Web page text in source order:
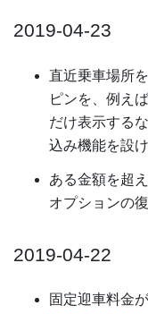
2019-04-23
直近乗車場所
ピンを、例え
だけ表示する
込み機能を設
ある金額を超
オプションの
2019-04-22
固定迎車料金